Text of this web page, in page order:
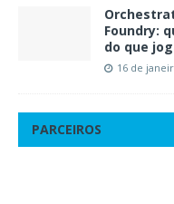
Foundry:
do que
16 de
PARCEIROS